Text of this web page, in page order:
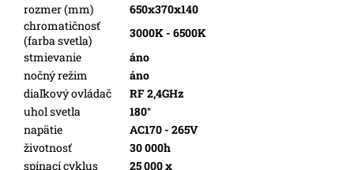
rozmer (mm)
650x370x140
chromatičnosť
(farba svetla)
3000K - 6500K
stmievanie
áno
nočný režim
áno
diaľkový ovládač
RF 2,4GHz
uhol svetla
180°
napätie
AC170 - 265V
životnosť
30 000h
spínací cyklus
25 000 x